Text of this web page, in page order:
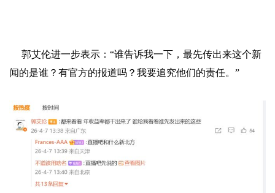
郭艾伦进一步表示：“谁告诉我一下，最先传出来这个新
闻的是谁？有官方的报道吗？我要追究他们的责任。”